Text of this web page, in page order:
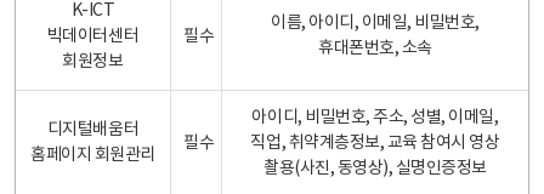
K-ICT
빅데이터센터
회원정보
필수
이름, 아이디, 이메일, 비밀번호,
휴대폰번호, 소속
디지털배움터
홈페이지 회원관리
필수
아이디, 비밀번호, 주소, 성별, 이메일,
직업, 취약계층정보, 교육 참여시 영상
촬용(사진, 동영상), 실명인증정보